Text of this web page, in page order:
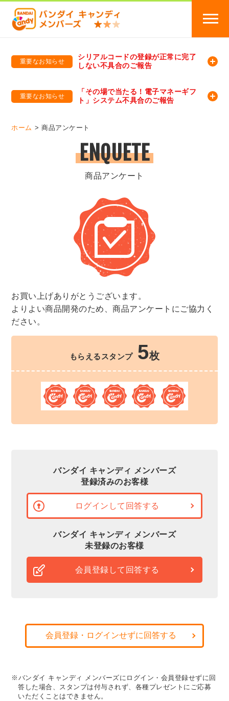
重要なお知らせ
シリアルコードの登録が正常に完了
しない不具合のご報告
重要なお知らせ
「その場で当たる！電子マネーギフ
ト」システム不具合のご報告
ホーム 商品アンケート
ENQUETE
商品アンケート
お買い上げありがとうございます。
よりよい商品開発のため、商品アンケートにご協力く
ださい。
もらえるスタンプ 5枚
バンダイ キャンディ メンバーズ
登録済みのお客様
ログインして回答する
バンダイ キャンディ メンバーズ
未登録のお客様
会員登録して回答する
会員登録・ログインせずに回答する
※バンダイ キャンディ メンバーズにログイン・会員登録せずに回
答した場合、スタンプは付与されず、各種プレゼントにご応募
いただくことはできません。